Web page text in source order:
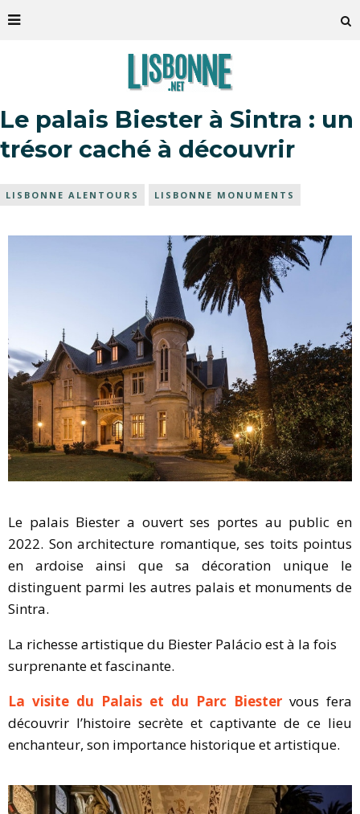
Le palais Biester à Sintra : un
trésor caché à découvrir
LISBONNE ALENTOURS LISBONNE MONUMENTS
Le palais Biester a ouvert ses portes au public en
2022. Son architecture romantique, ses toits pointus
en ardoise ainsi que sa décoration unique le
distinguent parmi les autres palais et monuments de
Sintra.
La richesse artistique du Biester Palácio est à la fois
surprenante et fascinante.
La visite du Palais et du Parc Biester vous fera
découvrir l’histoire secrète et captivante de ce lieu
enchanteur, son importance historique et artistique.